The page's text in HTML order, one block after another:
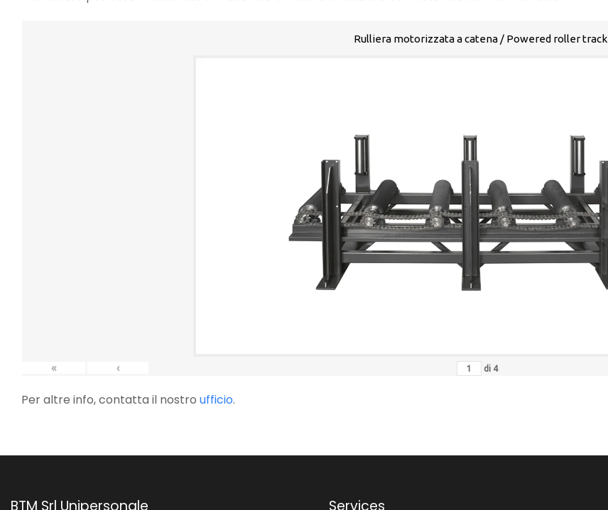
Rulliera motorizzata a catena / Powered roller track
« ‹ di 4
Per altre info, contatta il nostro ufficio.